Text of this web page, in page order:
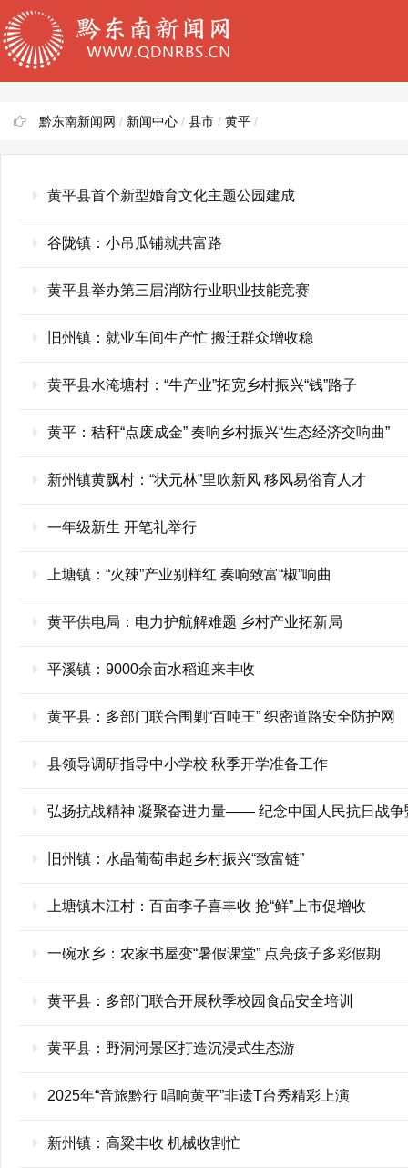
黔东南新闻网 / 新闻中心 / 县市 / 黄平 /
黄平县首个新型婚育文化主题公园建成
谷陇镇：小吊瓜铺就共富路
黄平县举办第三届消防行业职业技能竞赛
旧州镇：就业车间生产忙 搬迁群众增收稳
黄平县水淹塘村：“牛产业”拓宽乡村振兴“钱”路子
黄平：秸秆“点废成金” 奏响乡村振兴“生态经济交响曲”
新州镇黄飘村：“状元林”里吹新风 移风易俗育人才
一年级新生 开笔礼举行
上塘镇：“火辣”产业别样红 奏响致富“椒”响曲
黄平供电局：电力护航解难题 乡村产业拓新局
平溪镇：9000余亩水稻迎来丰收
黄平县：多部门联合围剿“百吨王” 织密道路安全防护网
县领导调研指导中小学校 秋季开学准备工作
弘扬抗战精神 凝聚奋进力量—— 纪念中国人民抗日战
旧州镇：水晶葡萄串起乡村振兴“致富链”
上塘镇木江村：‌百亩李子喜丰收 抢“鲜”上市促增收
一碗水乡：农家书屋变“暑假课堂” 点亮孩子多彩假期
黄平县：多部门联合开展秋季校园食品安全培训
黄平县：野洞河景区打造沉浸式生态游
2025年“音旅黔行 唱响黄平”非遗T台秀精彩上演
新州镇：高粱丰收 机械收割忙